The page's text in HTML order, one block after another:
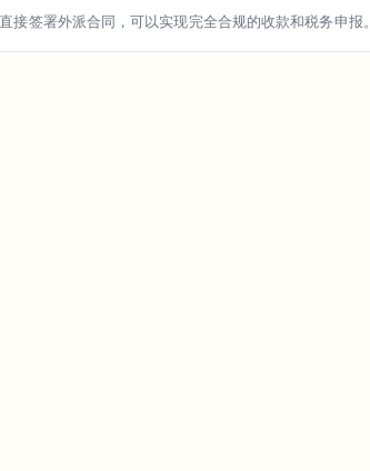
签署外派合同，可以实现完全合规的收款和税务申报。